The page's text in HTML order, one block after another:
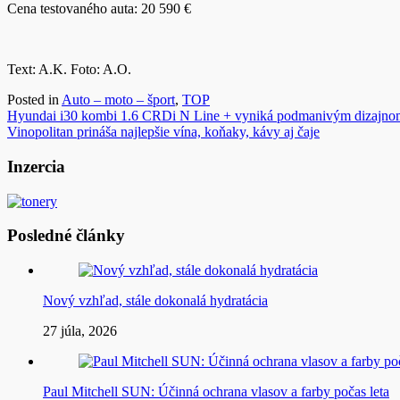
Cena testovaného auta: 20 590 €
Text: A.K. Foto: A.O.
Posted in Auto – moto – šport, TOP
Navigácia
v
článku
Hyundai i30 kombi 1.6 CRDi N Line + vyniká podmanivým
Vinopolitan prináša najlepšie vína, koňaky, kávy aj čaje
Inzercia
Posledné články
Nový vzhľad, stále dokonalá hydratácia
27 júla, 2026
Paul Mitchell SUN: Účinná ochrana vlasov a farby počas leta